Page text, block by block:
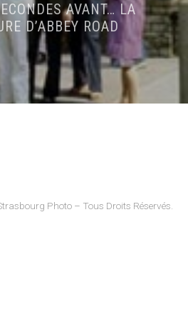
AVANT… LA
D’ABBEY ROAD
Photo – Tous Droits Réservés.